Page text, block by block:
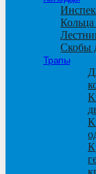
Скобы
Трапы